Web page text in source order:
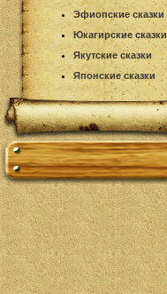
Эфиопские сказки
Юкагирские сказки
Якутские сказки
Японские сказки